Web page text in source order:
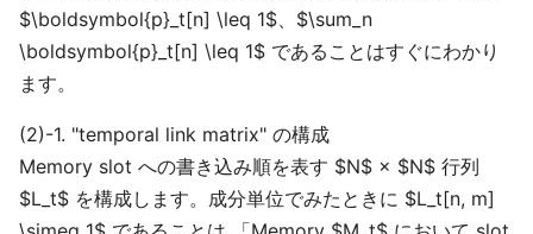
$\boldsymbol{p}_t[n] \leq 1$、$\sum_n
\boldsymbol{p}_t[n] \leq 1$ であることはすぐにわかり
ます。
(2)-1. "temporal link matrix" の構成
Memory slot への書き込み順を表す $N$ × $N$ 行列
$L_t$ を構成します。成分単位でみたときに $L_t[n, m]